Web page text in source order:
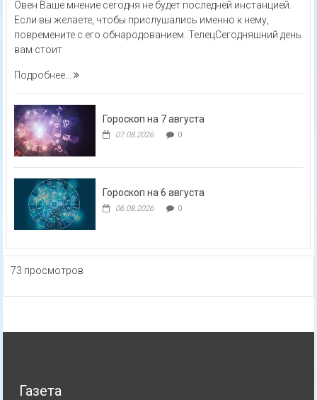
Овен Ваше мнение сегодня не будет последней инстанцией.
Если вы желаете, чтобы прислушались именно к нему,
повремените с его обнародованием. ТелецСегодняшний день
вам стоит
Подробнее...
Гороскоп на 7 августа
07.08.2026 0
Гороскоп на 6 августа
06.08.2026 0
73 просмотров
Газета